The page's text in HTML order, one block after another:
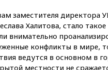
заместителя директора
Халитова, стало
внимательно
конфликты в мире,
ведутся в основном в
местности не